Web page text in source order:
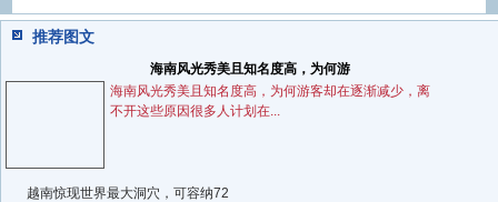
推荐图文
海南风光秀美且知名度高，为何游
海南风光秀美且知名度高，为何游客却在逐渐减少，离
不开这些原因很多人计划在...
越南惊现世界最大洞穴，可容纳72